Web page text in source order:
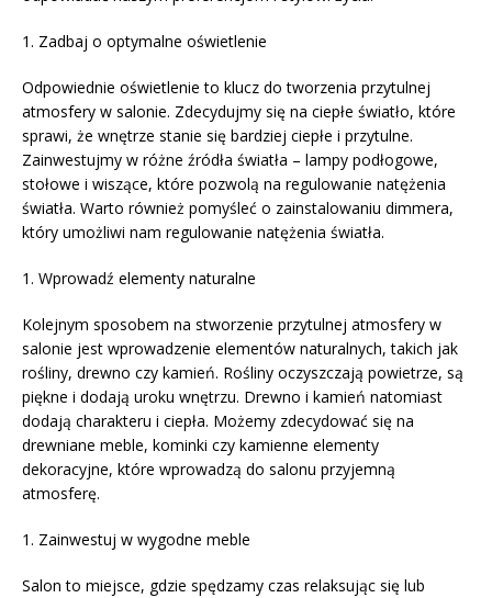
1. Zadbaj o optymalne oświetlenie
Odpowiednie oświetlenie to klucz do tworzenia przytulnej
atmosfery w salonie. Zdecydujmy się na ciepłe światło, które
sprawi, że wnętrze stanie się bardziej ciepłe i przytulne.
Zainwestujmy w różne źródła światła – lampy podłogowe,
stołowe i wiszące, które pozwolą na regulowanie natężenia
światła. Warto również pomyśleć o zainstalowaniu dimmera,
który umożliwi nam regulowanie natężenia światła.
1. Wprowadź elementy naturalne
Kolejnym sposobem na stworzenie przytulnej atmosfery w
salonie jest wprowadzenie elementów naturalnych, takich jak
rośliny, drewno czy kamień. Rośliny oczyszczają powietrze, są
piękne i dodają uroku wnętrzu. Drewno i kamień natomiast
dodają charakteru i ciepła. Możemy zdecydować się na
drewniane meble, kominki czy kamienne elementy
dekoracyjne, które wprowadzą do salonu przyjemną
atmosferę.
1. Zainwestuj w wygodne meble
Salon to miejsce, gdzie spędzamy czas relaksując się lub